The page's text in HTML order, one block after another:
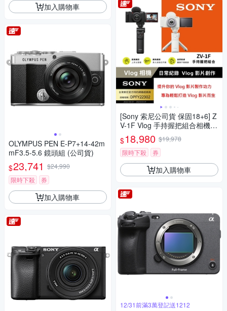
加入購物車
OLYMPUS PEN E-P7+14-42m
mF3.5-5.6 鏡頭組 (公司貨)
$23,741 $24,990
限時下殺
券
加入購物車
[Sony 索尼公司貨 保固18+6] Z
V-1F Vlog 手持握把組合相機
(網紅新手/生活隨拍)
$18,980 $19,978
限時下殺
券
加入購物車
12/31前滿3萬登記送1212